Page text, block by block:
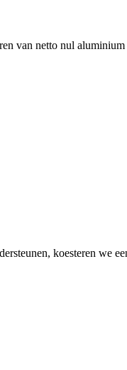
van netto nul
koesteren we